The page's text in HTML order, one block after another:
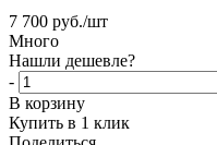
7 700 руб./шт
Много
Нашли дешевле?
-
В корзину
Купить в 1 клик